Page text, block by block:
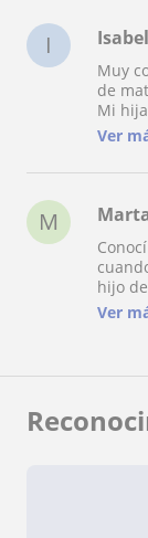
I Isabel
Muy
de
Mi
Ver
M
hijo
acabó
Ver